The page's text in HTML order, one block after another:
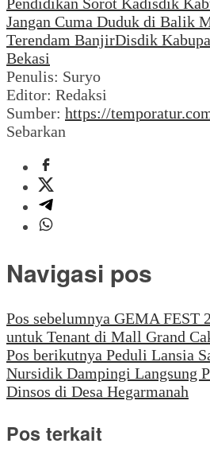
Jangan Cuma Duduk di Balik
Terendam BanjirDisdik
Bekasi
Penulis: Suryo
Editor: Redaksi
Sumber: https://
Sebarkan
Navigasi pos
Pos sebelumnya GEMA FEST
untuk Tenant di Mall Grand
Pos berikutnya Peduli Lansia
Nursidik Dampingi Langsung
Dinsos di Desa Hegarmanah
Pos terkait